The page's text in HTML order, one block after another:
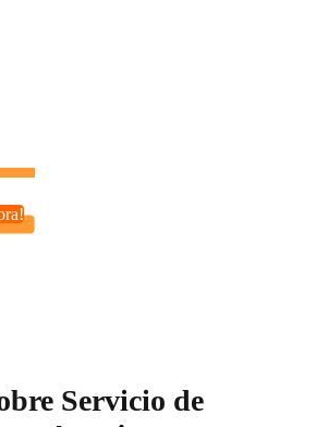
Servicio de